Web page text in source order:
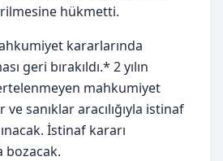
hükmetti.
kararlarında
geri bırakıldı.* 2 yılın
mahkumiyet
sanıklar aracılığıyla istinaf
İstinaf kararı
bozacak.